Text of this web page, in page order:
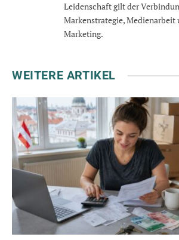
Leidenschaft gilt der
Markenstrategie, Medienarbeit
Marketing.
WEITERE ARTIKEL